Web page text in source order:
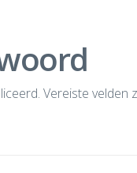
Vereiste velden